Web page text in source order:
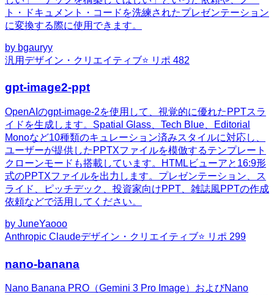
ト・ドキュメント・コードを洗練されたプレゼンテーション
に変換する際に使用できます。
by bgauryy
汎用 デザイン・クリエイティブ⭐ リポ 482
gpt-image2-ppt
OpenAIのgpt-image-2を使用して、視覚的に優れたPPTスラ
イドを生成します。Spatial Glass、Tech Blue、Editorial
Monoなど10種類のキュレーション済みスタイルに対応し、
ユーザーが提供したPPTXファイルを模倣するテンプレート
クローンモードも搭載しています。HTMLビューアと16:9形
式のPPTXファイルを出力します。プレゼンテーション、ス
ライド、ピッチデック、投資家向けPPT、雑誌風PPTの作成
依頼などで活用してください。
by JuneYaooo
Anthropic Claudeデザイン・クリエイティブ⭐ リポ 299
nano-banana
Nano Banana PRO（Gemini 3 Pro Image）およびNano